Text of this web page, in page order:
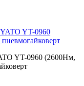
YT-0960 (2600Нм,